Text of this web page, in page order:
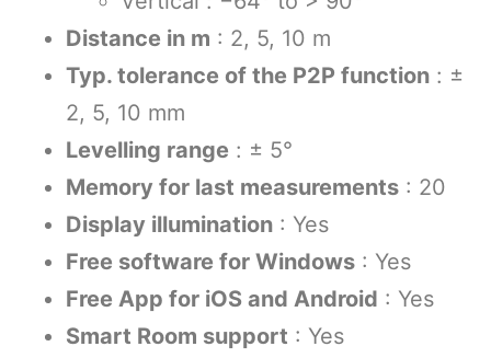
Distance in m : 2, 5, 10 m
Typ. tolerance of the P2P function : ±
2, 5, 10 mm
Levelling range : ± 5°
Memory for last measurements : 20
Display illumination : Yes
Free software for Windows : Yes
Free App for iOS and Android : Yes
Smart Room support : Yes